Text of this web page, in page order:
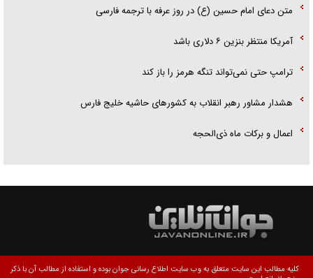
متن دعای امام حسین (ع) در روز عرفه با ترجمه فارسی
آمریکا منتظر بنزین ۶ دلاری باشد
ترامپ حتی نمی‌تواند تنگه هرمز را باز کند
هشدار مشاور رهبر انقلاب به کشور‌های حاشیه خلیج فارس
اعمال و برکات ماه ذی‌الحجه
کلیه مطالب این سایت متعلق به وب سایت اطلاع رسانی جوان بوده و استفاده از مطالب آن با ذکر